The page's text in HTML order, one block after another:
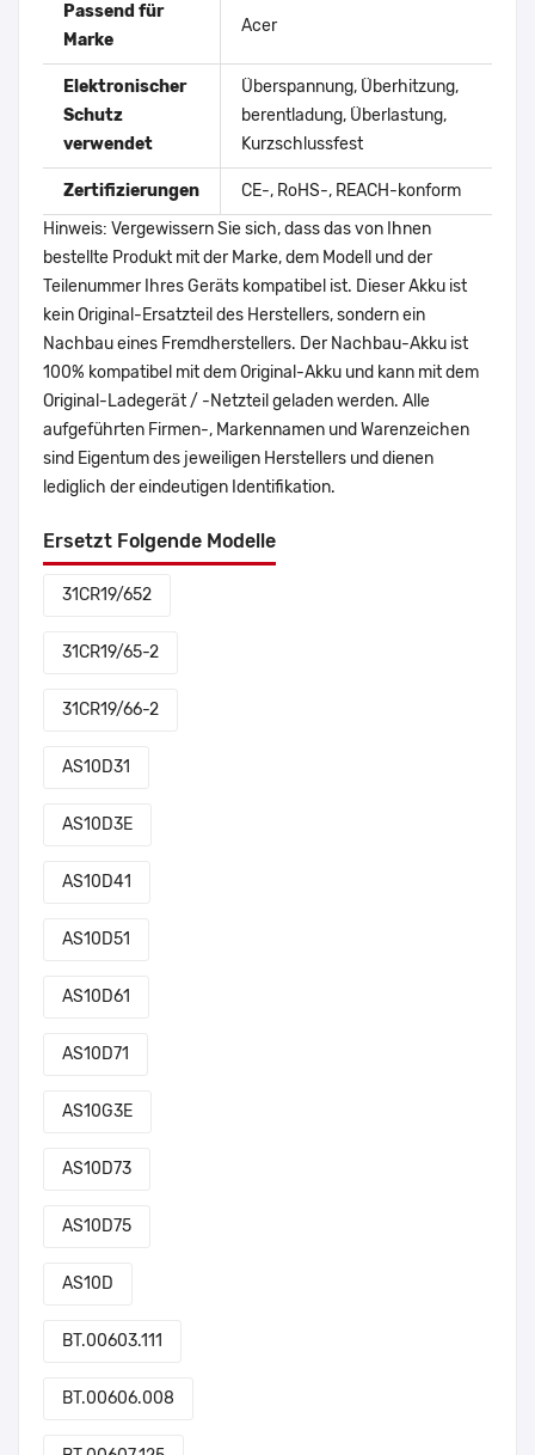
Passend für
Marke
Acer
Elektronischer
Schutz
verwendet
Überspannung, Überhitzung,
berentladung, Überlastung,
Kurzschlussfest
Zertifizierungen
CE-, RoHS-, REACH-konform
Hinweis: Vergewissern Sie sich, dass das von Ihnen
bestellte Produkt mit der Marke, dem Modell und der
Teilenummer Ihres Geräts kompatibel ist. Dieser Akku ist
kein Original-Ersatzteil des Herstellers, sondern ein
Nachbau eines Fremdherstellers. Der Nachbau-Akku ist
100% kompatibel mit dem Original-Akku und kann mit dem
Original-Ladegerät / -Netzteil geladen werden. Alle
aufgeführten Firmen-, Markennamen und Warenzeichen
sind Eigentum des jeweiligen Herstellers und dienen
lediglich der eindeutigen Identifikation.
Ersetzt Folgende Modelle
31CR19/652
31CR19/65-2
31CR19/66-2
AS10D31
AS10D3E
AS10D41
AS10D51
AS10D61
AS10D71
AS10G3E
AS10D73
AS10D75
AS10D
BT.00603.111
BT.00606.008